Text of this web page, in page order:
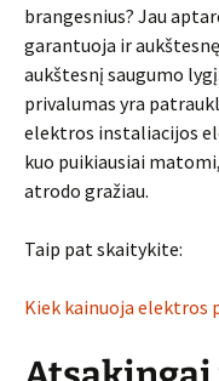
brangesnius? Jau
garantuoja ir
aukštesnį saugumo
privalumas yra
elektros instaliacijos
kuo puikiausiai
atrodo gražiau.
Taip pat skaitykite:
Kiek kainuoja elektros